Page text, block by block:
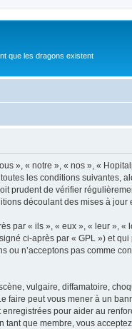
que les dragons existent
», « notre », « nos », «
les conditions suivantes,
prudent de vérifier
découlant des mises à jour
par « ils », « eux », « leur »,
ci-après par « GPL ») et
ou n’acceptons pas comme
vulgaire, diffamatoire,
faire peut vous mener à un
pour aider au
que membre, vous